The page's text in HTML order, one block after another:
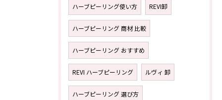
ハーブピーリング使い方 REVI卸
ハーブピーリング 商材 比較
ハーブピーリング おすすめ
REVI ハーブピーリング ルヴィ 卸
ハーブピーリング 選び方